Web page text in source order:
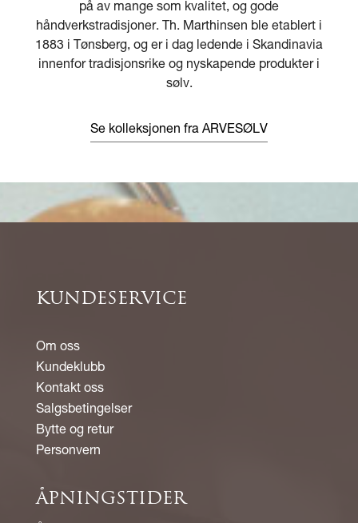
på av mange som kvalitet, og gode
håndverkstradisjoner. Th. Marthinsen ble etablert i
1883 i Tønsberg, og er i dag ledende i Skandinavia
innenfor tradisjonsrike og nyskapende produkter i
sølv.
Se kolleksjonen fra ARVESØLV
KUNDESERVICE
Om oss
Kundeklubb
Kontakt oss
Salgsbetingelser
Bytte og retur
Personvern
ÅPNINGSTIDER